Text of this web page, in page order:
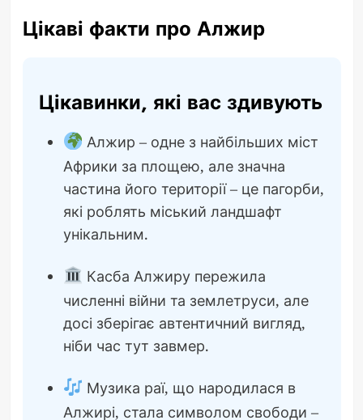
Цікаві факти про Алжир
Цікавинки, які вас здивують
Алжир – одне з найбільших міст
Африки за площею, але значна
частина його території – це пагорби,
які роблять міський ландшафт
унікальним.
Касба Алжиру пережила
численні війни та землетруси, але
досі зберігає автентичний вигляд,
ніби час тут завмер.
Музика раї, що народилася в
Алжирі, стала символом свободи –